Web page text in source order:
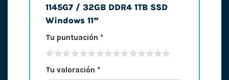
1145G7 / 32GB DDR4 1TB SSD
Windows 11”
Tu puntuación *
Tu valoración *